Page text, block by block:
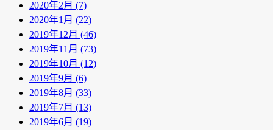
2020年2月 (7)
2020年1月 (22)
2019年12月 (46)
2019年11月 (73)
2019年10月 (12)
2019年9月 (6)
2019年8月 (33)
2019年7月 (13)
2019年6月 (19)